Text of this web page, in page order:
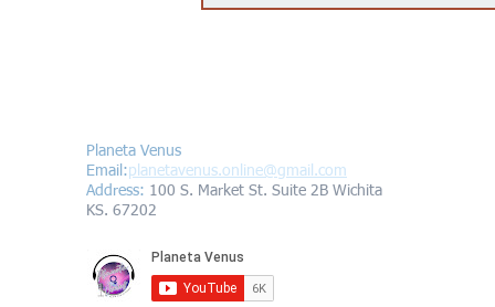
Planeta Venus
Email:planetavenus.online@gmail.com
Address: 100 S. Market St. Suite 2B Wichita
KS. 67202